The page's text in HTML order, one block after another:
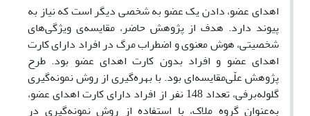
اهدای عضو، دادن یک عضو به شخصی دیگر است که نیاز به
پیوند دارد. هدف از پژوهش حاضر، مقایسه‌ی ویژگی‌های
شخصیتی، هوش معنوی و اضطراب مرگ در افراد دارای کارت
اهدای عضو و افراد بدون کارت اهدای عضو بود. طرح
پژوهش علّی‌مقایسه‌ای بود. با بهره‌گیری از روش نمونه‌گیری
گلوله‌برفی، تعداد 148 نفر از افراد دارای کارت اهدای عضو،
به‌عنوان گروه ملاک، با استفاده از روش نمونه‌گیری در